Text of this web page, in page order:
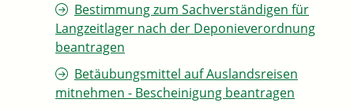
Bestimmung zum Sachverständigen für
Langzeitlager nach der Deponieverordnung
beantragen
Betäubungsmittel auf Auslandsreisen
mitnehmen - Bescheinigung beantragen